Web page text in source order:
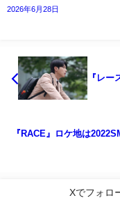
2026年6月28日
『レー
『RACE』ロケ地は
Xでフォロ